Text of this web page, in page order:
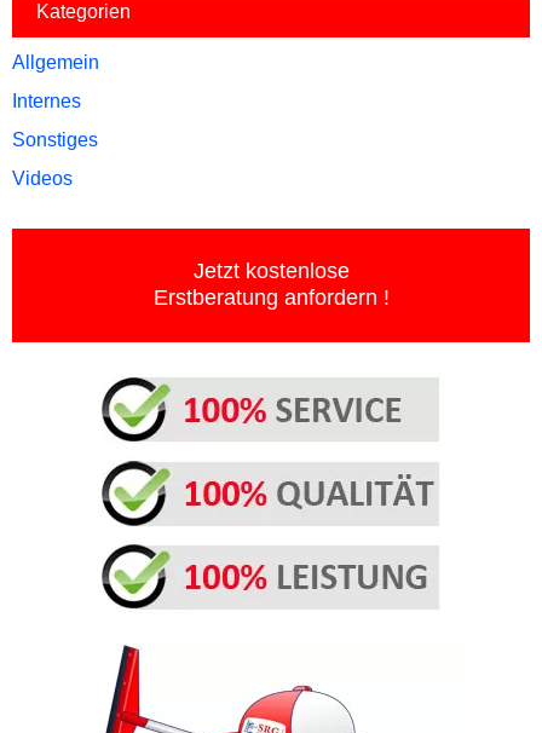
Kategorien
Allgemein
Internes
Sonstiges
Videos
Jetzt kostenlose
Erstberatung anfordern !